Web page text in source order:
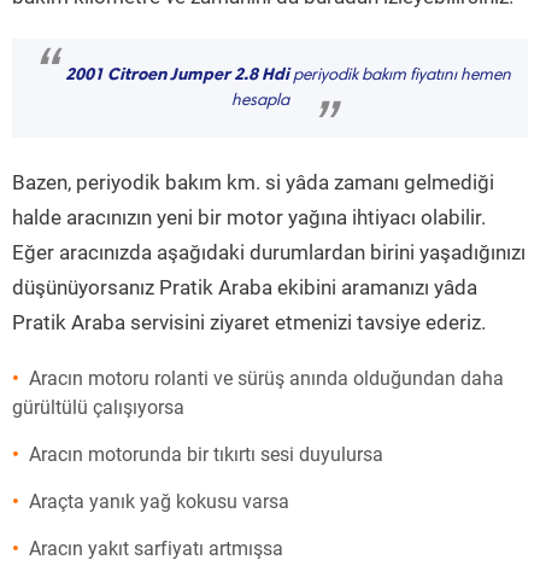
“ 2001 Citroen Jumper 2.8 Hdiperiyodik bakım fiyatını hemen
hesapla
”
Bazen, periyodik bakım km. si yâda zamanı gelmediği
halde aracınızın yeni bir motor yağına ihtiyacı olabilir.
Eğer aracınızda aşağıdaki durumlardan birini yaşadığınızı
düşünüyorsanız Pratik Araba ekibini aramanızı yâda
Pratik Araba servisini ziyaret etmenizi tavsiye ederiz.
Aracın motoru rolanti ve sürüş anında olduğundan daha
gürültülü çalışıyorsa
Aracın motorunda bir tıkırtı sesi duyulursa
Araçta yanık yağ kokusu varsa
Aracın yakıt sarfiyatı artmışsa